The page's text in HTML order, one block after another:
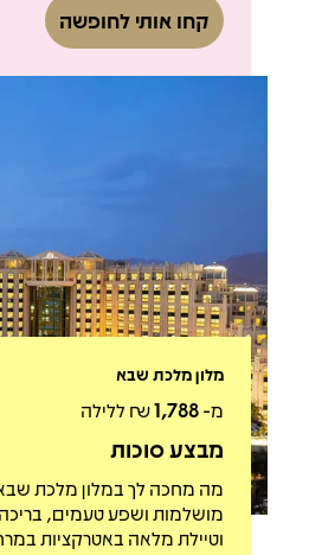
קחו אותי לחופשה
מלון מלכת שבא
מ-1,788₪ ללילה
מבצע סוכות
מה מחכה לך במלון מלכת
מושלמות ושפע טעמים,
וטיילת מלאה באטרקציות